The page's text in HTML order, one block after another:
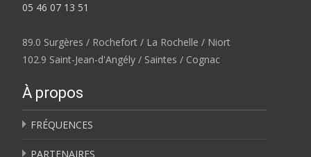
05 46 07 13 51
89.0 Surgères / Rochefort / La Rochelle / Niort
102.9 Saint-Jean-d'Angély / Saintes / Cognac
À propos
FRÉQUENCES
PARTENAIRES